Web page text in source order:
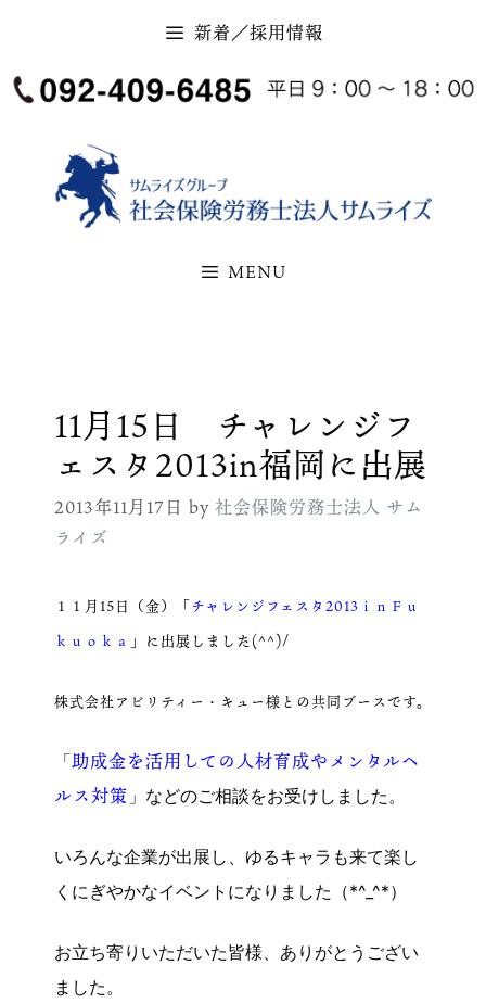
テ
新着／採用情報
MENU
11月15日 チャレンジフ
ェスタ2013in福岡に出展
2013年11月17日 by 社会保険労務士法人 サム
ライズ
１１月15日（金）「チャレンジフェスタ2013ｉｎＦｕ
ｋｕｏｋａ 」に出展しました(^^)/
株式会社アビリティー・キュー様との共同ブースです。
「助成金を活用しての人材育成やメンタルヘ
ルス対策 」などのご相談をお受けしました。
いろんな企業が出展し、ゆるキャラも来て楽し
くにぎやかなイベントになりました（*^_^*）
お立ち寄りいただいた皆様、ありがとうござい
ました。